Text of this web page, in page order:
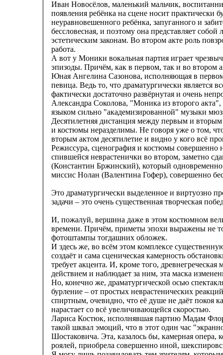
Иван Новосёлов, маленький мальчик,
появления ребёнка на сцене носит практически
неуравновешенного ребёнка, запуганного и
бессловесная, и поэтому она представляет
эстетическим законам. Во втором акте роль
работа.
А вот у Моники вокальная партия играет
эпизоды. Причём, как в первом, так и во втором
Юная Ангелина Сазонова, исполняющая в
певица. Ведь то, что драматургически
фактически достаточно развёрнутая и очень
Александра Соколова, "Моника из второго
языком сильно "академизированной" музыки
Десятилетняя дистанция между первым и
и костюмы неразделимы. Не говоря уже о том,
вторым актом десятилетие и видно у кого всё
Режиссура, сценография и костюмы совершенно
спившейся неврастенички во втором, заметно
(Константин Бржинский), который одновременно
миссис Нолан (Валентина Гофер), совершенно
Это драматургически выделенное и виртуозно
задачи – это очень существенная творческая
И, пожалуй, вершина даже в этом костюмном
времени. Причём, приметы эпохи выражены не
фотоштампы тогдашних обложек.
И здесь же, во всём этом комплексе
создаёт и сама сценическая камерность
требует акцента. И, кроме того,
действием и наблюдает за ним, эта маска
Но, конечно же, драматургической осью
бурление – от простых неврастенических
спиртным, очевидно, что её душе не даёт покоя
нарастает со всё увеличивающейся скоростью.
Лариса Костюк, исполнявшая партию Мадам
такой шквал эмоций, что в этот один час
Шостаковича. Эта, казалось бы, камерная опера,
роялей, приобрела совершенно иной,